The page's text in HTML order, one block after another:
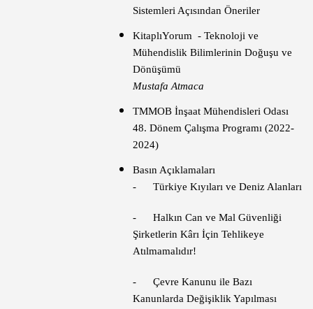
Sistemleri Açısından Öneriler
KitaplıYorum - Teknoloji ve
Mühendislik Bilimlerinin Doğuşu ve
Dönüşümü
Mustafa Atmaca
TMMOB İnşaat Mühendisleri Odası
48. Dönem Çalışma Programı (2022-
2024)
Basın Açıklamaları
- Türkiye Kıyıları ve Deniz Alanları
- Halkın Can ve Mal Güvenliği
Şirketlerin Kârı İçin Tehlikeye
Atılmamalıdır!
- Çevre Kanunu ile Bazı
Kanunlarda Değişiklik Yapılması